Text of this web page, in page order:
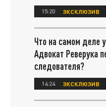
15:20 ЭКСКЛЮЗИВ
Что на самом деле
Адвокат Реверука
следователя?
14:24 ЭКСКЛЮЗИВ